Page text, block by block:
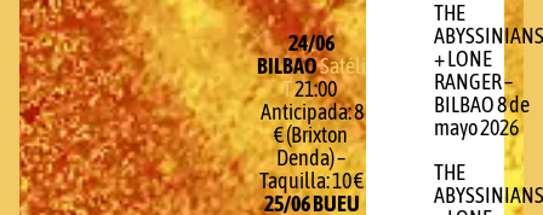
24/06
BILBAOSatélite
T21:00
Anticipada: 8
€ (Brixton
Denda) –
Taquilla: 10 €
25/06 BUEU
THE
ABYSSINIANS
+ LONE
RANGER –
BILBAO 8 de
mayo 2026
THE
ABYSSINIANS